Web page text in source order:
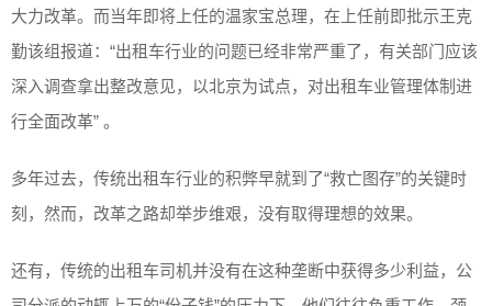
大力改革。而当年即将上任的温家宝总理，在上任前即批示王克
勤该组报道：“出租车行业的问题已经非常严重了，有关部门应该
深入调查拿出整改意见，以北京为试点，对出租车业管理体制进
行全面改革” 。
多年过去，传统出租车行业的积弊早就到了“救亡图存”的关键时
刻，然而，改革之路却举步维艰，没有取得理想的效果。
还有，传统的出租车司机并没有在这种垄断中获得多少利益，公